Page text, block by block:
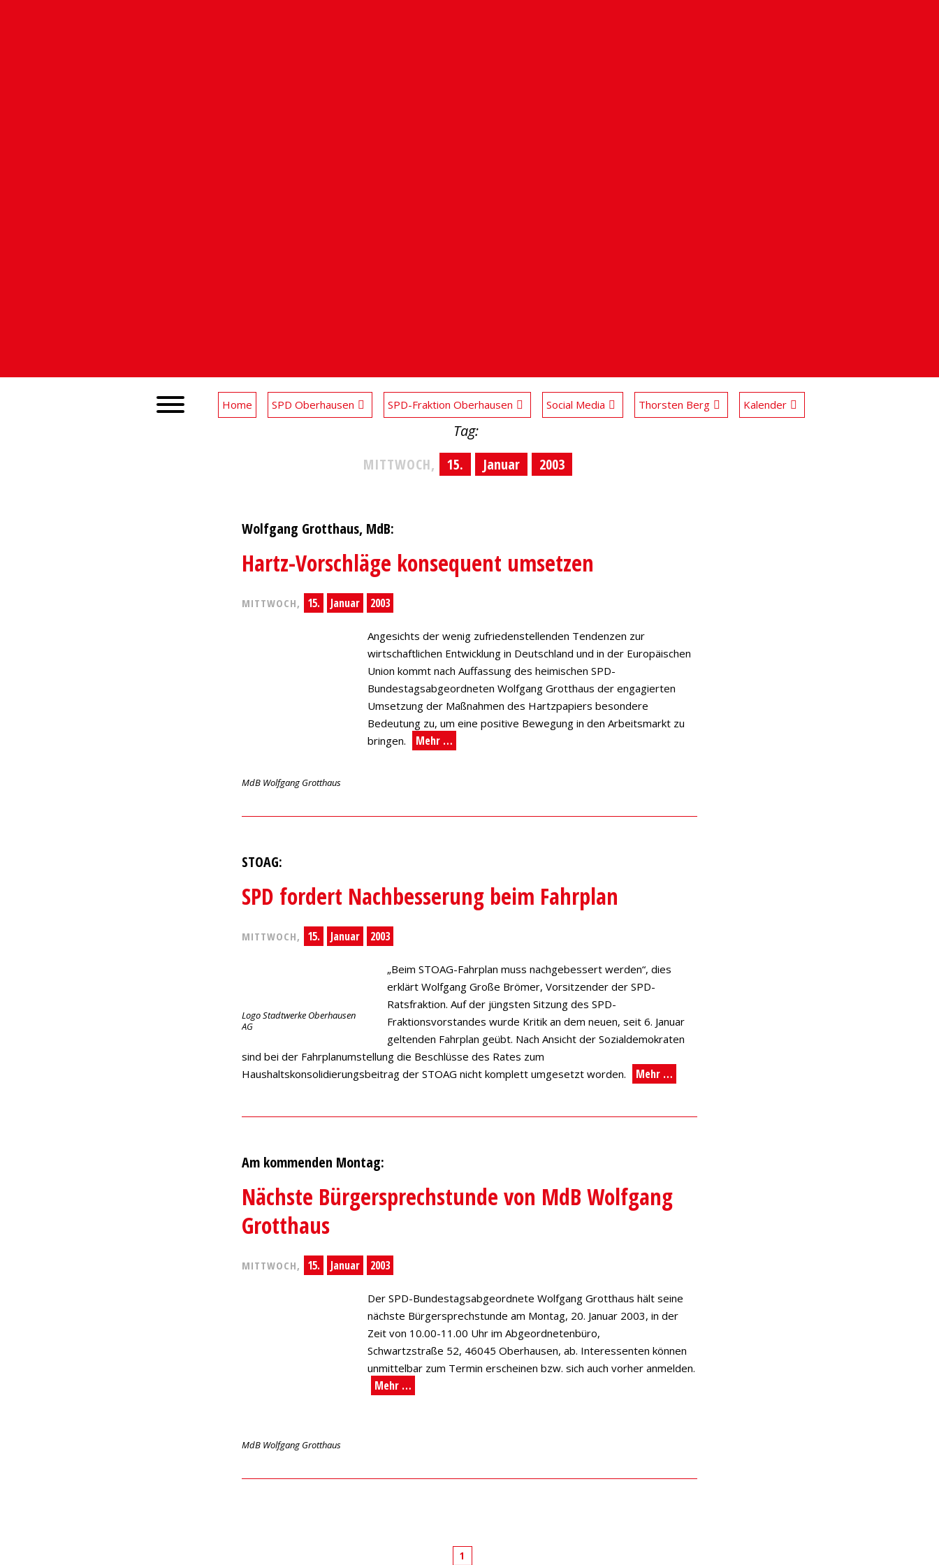
Home SPD Oberhausen SPD-Fraktion Oberhausen Social Media Thorsten Berg Kalender
Tag:
MITTWOCH,
15. Januar 2003
Wolfgang Grotthaus, MdB:
Hartz-Vorschläge konsequent umsetzen
MITTWOCH, 15. Januar 2003
MdB Wolfgang Grotthaus
Angesichts der wenig zufriedenstellenden Tendenzen zur
wirtschaftlichen Entwicklung in Deutschland und in der Europäischen
Union kommt nach Auffassung des heimischen SPD-
Bundestagsabgeordneten Wolfgang Grotthaus der engagierten
Umsetzung der Maßnahmen des Hartzpapiers besondere
Bedeutung zu, um eine positive Bewegung in den Arbeitsmarkt zu
bringen.
Mehr …
STOAG:
SPD fordert Nachbesserung beim Fahrplan
MITTWOCH, 15. Januar 2003
Logo Stadtwerke Oberhausen
AG
„Beim STOAG-Fahrplan muss nachgebessert werden“, dies
erklärt Wolfgang Große Brömer, Vorsitzender der SPD-
Ratsfraktion. Auf der jüngsten Sitzung des SPD-
Fraktionsvorstandes wurde Kritik an dem neuen, seit 6. Januar
geltenden Fahrplan geübt. Nach Ansicht der Sozialdemokraten
sind bei der Fahrplanumstellung die Beschlüsse des Rates zum
Haushaltskonsolidierungsbeitrag der STOAG nicht komplett umgesetzt worden.
Mehr …
Am kommenden Montag:
Nächste Bürgersprechstunde von MdB Wolfgang
Grotthaus
MITTWOCH, 15. Januar 2003
MdB Wolfgang Grotthaus
Der SPD-Bundestagsabgeordnete Wolfgang Grotthaus hält seine
nächste Bürgersprechstunde am Montag, 20. Januar 2003, in der
Zeit von 10.00-11.00 Uhr im Abgeordnetenbüro,
Schwartzstraße 52, 46045 Oberhausen, ab. Interessenten können
unmittelbar zum Termin erscheinen bzw. sich auch vorher anmelden.
Mehr …
1